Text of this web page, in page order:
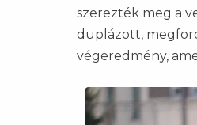
szerezték meg a
duplázott,
végeredmény,